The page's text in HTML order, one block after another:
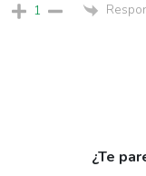
1
¿Te